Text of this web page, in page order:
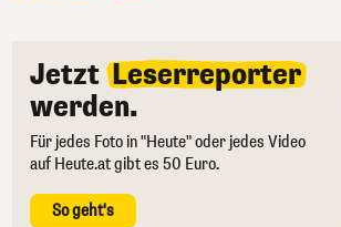
Jetzt Leserreporter
werden.
Für jedes Foto in "Heute" oder jedes Video
auf Heute.at gibt es 50 Euro.
So geht's